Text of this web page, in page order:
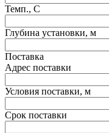
Темп., С
Глубина установки, м
Поставка
Адрес поставки
Условия поставки, м
Срок поставки